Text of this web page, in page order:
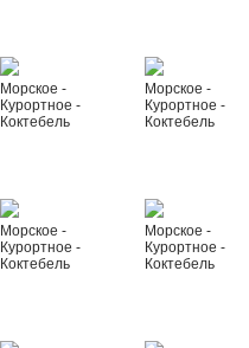
Морское -
Курортное -
Коктебель
Морское -
Курортное -
Коктебель
Морское -
Курортное -
Коктебель
Морское -
Курортное -
Коктебель